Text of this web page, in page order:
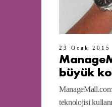
23 Ocak 2015
büyük
teknolojisi